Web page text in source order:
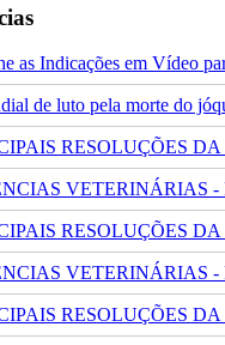
as Indicações em Vídeo
de luto pela morte do
RESOLUÇÕES
VETERINÁRIAS -
RESOLUÇÕES
VETERINÁRIAS -
RESOLUÇÕES